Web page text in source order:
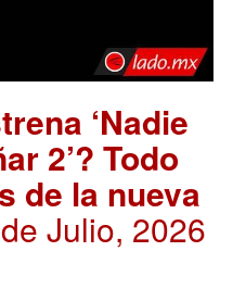
‘Nadie
2’? Todo
de la nueva
Julio, 2026